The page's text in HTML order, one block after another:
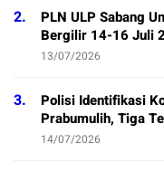
2.
PLN ULP Sabang
Bergilir 14-16 Juli
13/07/2026
3.
Polisi Identifikasi
Prabumulih, Tiga
14/07/2026